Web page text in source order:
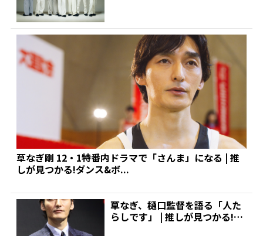
草なぎ剛 12・1特番内ドラマで「さんま」になる | 推
しが見つかる!ダンス&ボ...
草なぎ、樋口監督を語る「人た
らしです」 | 推しが見つかる!ダ